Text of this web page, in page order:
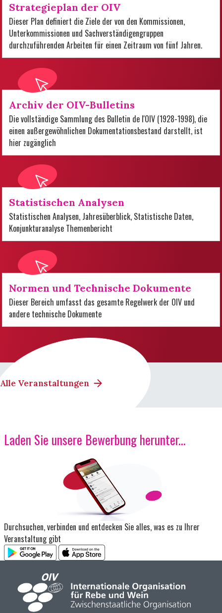
Strategieplan der OIV
Dieser Plan definiert die Ziele der von den Kommissionen,
Unterkommissionen und Sachverständigengruppen
durchzuführenden Arbeiten für einen Zeitraum von fünf Jahren.
Archiv der OIV-Bulletins
Die vollständige Sammlung des Bulletin de l'OIV (1928-1998), die
einen außergewöhnlichen Dokumentationsbestand darstellt, ist
hier zugänglich
Statistischen Analysen
Statistischen Analysen, Jahresüberblick, Statistische Daten,
Konjunkturanalyse Themenbericht
Normen und Technische Dokumente
Dieser Bereich umfasst das gesamte Regelwerk der OIV und
andere technische Dokumente
Alle Veranstaltungen
Laden Sie unsere Bewerbung herunter...
Durchsuchen, verbinden und entdecken Sie alles, was es zu Ihrer
Veranstaltung gibt